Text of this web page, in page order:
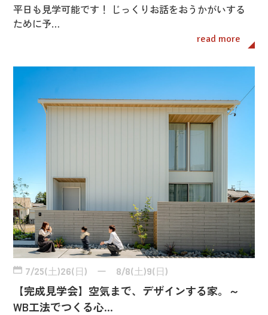
平日も見学可能です！ じっくりお話をおうかがいする
ために予…
read more
7/25(土)26(日) ー 8/8(土)9(日)
【完成見学会】空気まで、デザインする家。～
WB工法でつくる心…